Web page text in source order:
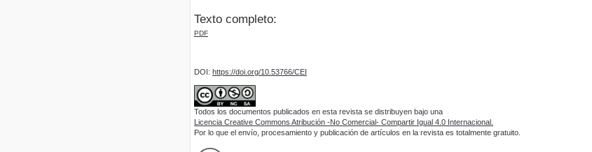
Texto completo:
PDF
DOI: https://doi.org/10.53766/CEI
Todos los documentos publicados en esta revista se distribuyen bajo una
Licencia Creative Commons Atribución -No Comercial- Compartir Igual 4.0 Internacional.
Por lo que el envío, procesamiento y publicación de artículos en la revista es totalmente gratuito.